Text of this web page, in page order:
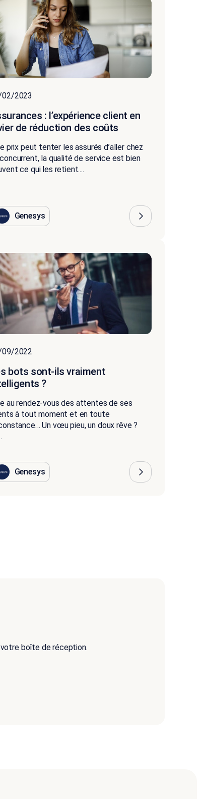
2023
: l’expérience client en
de réduction des coûts
prix peut tenter les assurés d’aller chez
la qualité de service est bien
ce qui les retient....
Genesys
2022
bots sont-ils vraiment
?
au rendez-vous des attentes de ses
à tout moment et en toute
Un vœu pieu, un doux rêve ?
Genesys
boîte de réception.